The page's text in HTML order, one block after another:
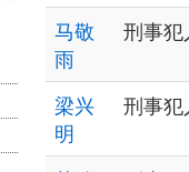
马敬
雨
刑事犯
梁兴
明
刑事犯